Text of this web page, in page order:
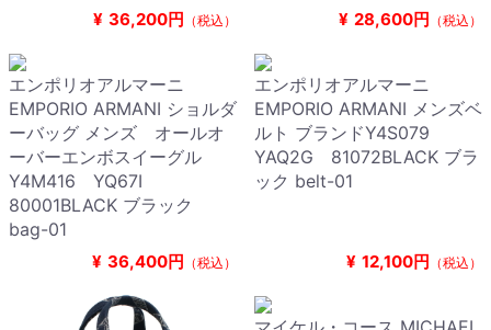
¥ 36,200円 （税込） ¥ 28,600円 （税込）
エンポリオアルマーニ
EMPORIO ARMANI ショルダ
ーバッグ メンズ オールオ
ーバーエンボスイーグル
Y4M416 YQ67I
80001BLACK ブラック
bag-01
¥ 36,400円 （税込）
エンポリオアルマーニ
EMPORIO ARMANI メンズベ
ルト ブランドY4S079
YAQ2G 81072BLACK ブラ
ック belt-01
¥ 12,100円 （税込）